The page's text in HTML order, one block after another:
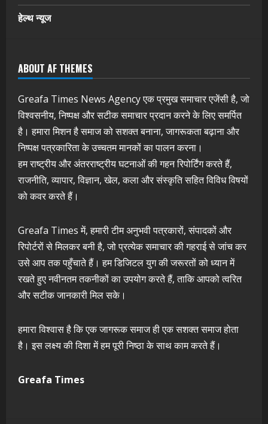
हेल्थ न्यूज
ABOUT AF THEMES
Greafa Times News Agency एक प्रमुख समाचार एजेंसी है, जो
विश्वसनीय, निष्पक्ष और सटीक समाचार प्रदान करने के लिए समर्पित
है। हमारा मिशन है समाज को सशक्त बनाना, जागरूकता बढ़ाना और
निष्पक्ष पत्रकारिता के उच्चतम मानकों का पालन करना।
हम राष्ट्रीय और अंतरराष्ट्रीय घटनाओं की गहन रिपोर्टिंग करते हैं,
राजनीति, व्यापार, विज्ञान, खेल, कला और संस्कृति सहित विविध विषयों
को कवर करते हैं।
Greafa Times में, हमारी टीम अनुभवी पत्रकारों, संपादकों और
रिपोर्टरों से मिलकर बनी है, जो प्रत्येक समाचार की गहराई से जांच कर
उसे आप तक पहुँचाते हैं। हम डिजिटल युग की जरूरतों को ध्यान में
रखते हुए नवीनतम तकनीकों का उपयोग करते हैं, ताकि आपको त्वरित
और सटीक जानकारी मिल सके।
हमारा विश्वास है कि एक जागरूक समाज ही एक सशक्त समाज होता
है। इस लक्ष्य की दिशा में हम पूरी निष्ठा के साथ काम करते हैं।
Greafa Times